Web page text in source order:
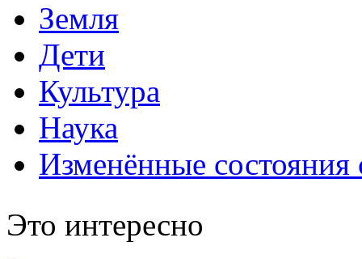
Земля
Дети
Культура
Наука
Изменённые состояния
Это интересно